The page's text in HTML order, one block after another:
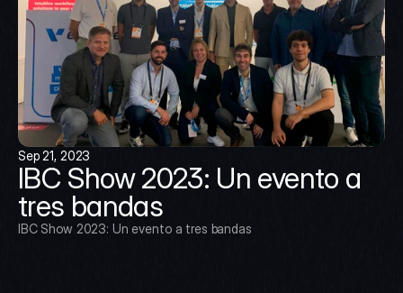
Sep 21, 2023
IBC Show 2023: Un evento a
tres bandas
IBC Show 2023: Un evento a tres bandas